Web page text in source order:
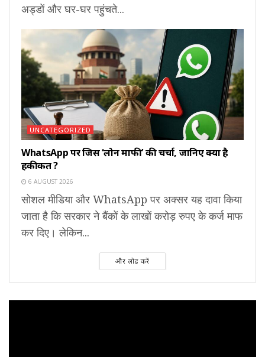
अड्डों और घर-घर पहुंचते...
UNCATEGORIZED
WhatsApp पर जिस ‘लोन माफी’ की चर्चा, जानिए क्या है
हकीकत ?
6 AUGUST 2026
सोशल मीडिया और WhatsApp पर अक्सर यह दावा किया
जाता है कि सरकार ने बैंकों के लाखों करोड़ रुपए के कर्ज माफ
कर दिए। लेकिन...
और लोड करें